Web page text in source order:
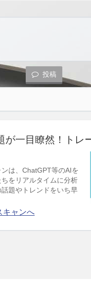
投稿
が一目瞭然！トレ
ンは、ChatGPT等のAIを
をリアルタイムに分析
題やトレンドをいち早
キャンへ